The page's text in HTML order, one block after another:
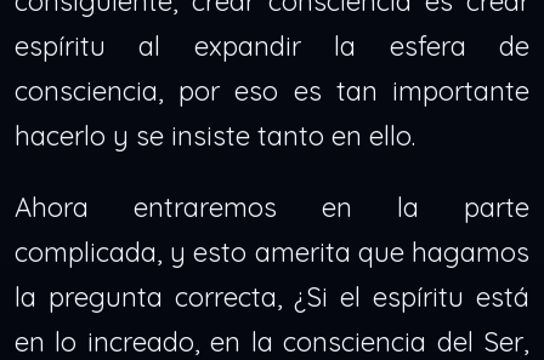
espíritu al expandir la esfera de
consciencia, por eso es tan importante
hacerlo y se insiste tanto en ello.
Ahora entraremos en la parte
complicada, y esto amerita que hagamos
la pregunta correcta, ¿Si el espíritu está
en lo increado, en la consciencia del Ser,